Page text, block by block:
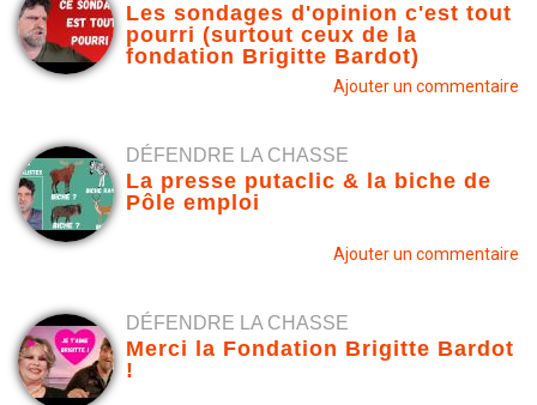
Les sondages d'opinion c'est tout
pourri (surtout ceux de la
fondation Brigitte Bardot)
Ajouter un commentaire
DÉFENDRE LA CHASSE
La presse putaclic & la biche de
Pôle emploi
Ajouter un commentaire
DÉFENDRE LA CHASSE
Merci la Fondation Brigitte Bardot
!